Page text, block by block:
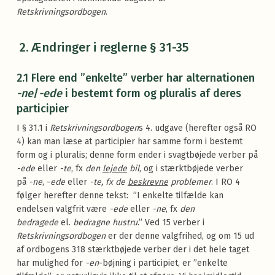
Retskrivningsordbogen.
2. Ændringer i reglerne § 31-35
2.1 Flere end ”enkelte” verber har alternationen
-ne/-edei bestemt form og pluralis af deres
participier
I § 31.1 i Retskrivningsordbogens 4. udgave (herefter også RO
4) kan man læse at participier har samme form i bestemt
form og i pluralis; denne form ender i svagtbøjede verber på
-edeeller -te, fx den lejedebil, og i stærktbøjede verber
på -ne, -edeeller -te, fx de beskrevneproblemer. I RO 4
følger herefter denne tekst: ”I enkelte tilfælde kan
endelsen valgfrit være -edeeller -ne, fx den
bedragedeel. bedragne hustru.” Ved 15 verber i
Retskrivningsordbogener der denne valgfrihed, og om 15 ud
af ordbogens 318 stærktbøjede verber der i det hele taget
har mulighed for -en-bøjning i participiet, er ”enkelte